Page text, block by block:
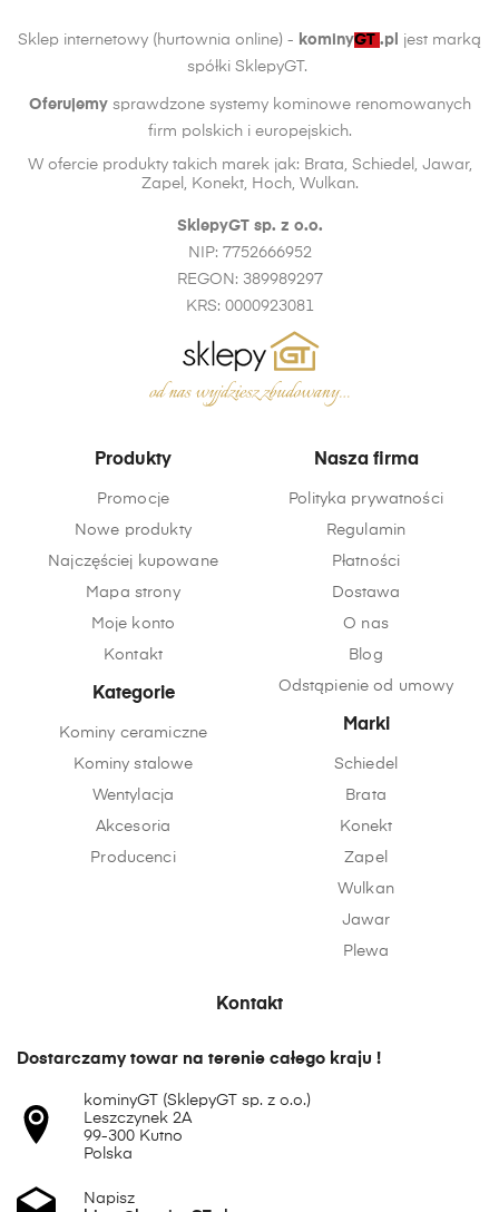
Sklep internetowy (hurtownia online) - kominyGT .pl
jest marką
spółki SklepyGT.
Oferujemysprawdzone systemy kominowe renomowanych
firm polskich i europejskich.
W ofercie produkty takich marek jak: Brata, Schiedel, Jawar,
Zapel, Konekt, Hoch, Wulkan.
SklepyGT sp. z o.o.
NIP: 7752666952
REGON: 389989297
KRS: 0000923081
Produkty
Promocje
Nowe produkty
Najczęściej kupowane
Mapa strony
Moje konto
Kontakt
Kategorie
Kominy ceramiczne
Kominy stalowe
Wentylacja
Akcesoria
Producenci
Nasza firma
Polityka prywatności
Regulamin
Płatności
Dostawa
O nas
Blog
Odstąpienie od umowy
Marki
Schiedel
Brata
Konekt
Zapel
Wulkan
Jawar
Plewa
Kontakt
Dostarczamy towar na terenie całego kraju !
kominyGT (SklepyGT sp. z o.o.)
Leszczynek 2A
99-300 Kutno
Polska
Napisz